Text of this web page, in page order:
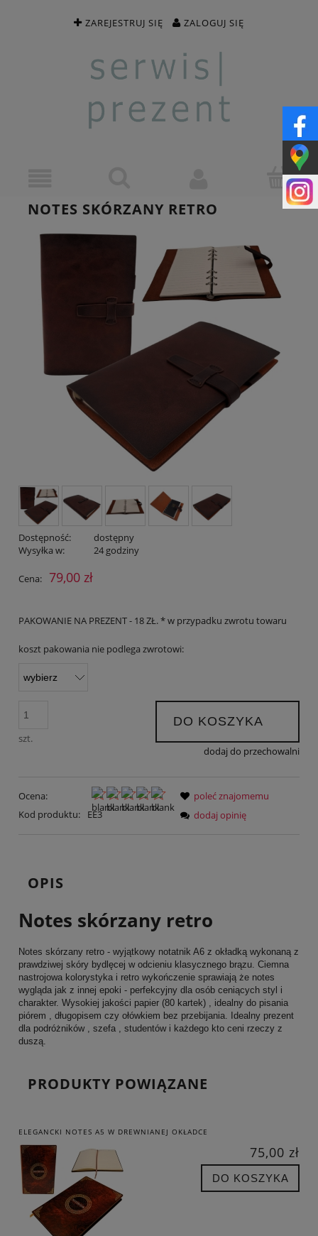
ZAREJESTRUJ SIĘ ZALOGUJ SIĘ
NOTES SKÓRZANY RETRO
Dostępność:
dostępny
Wysyłka w:
24 godziny
Cena: 79,00 zł
PAKOWANIE NA PREZENT - 18 ZŁ. * w przypadku zwrotu towaru
koszt pakowania nie podlega zwrotowi:
szt.
DO KOSZYKA
dodaj do przechowalni
Ocena:
Kod produktu:
EE3
poleć znajomemu
dodaj opinię
OPIS
Notes skórzany retro
Notes skórzany retro - wyjątkowy notatnik A6 z okładką wykonaną z
prawdziwej skóry bydlęcej w odcieniu klasycznego brązu. Ciemna
nastrojowa kolorystyka i retro wykończenie sprawiają że notes
wygląda jak z innej epoki - perfekcyjny dla osób ceniących styl i
charakter. Wysokiej jakości papier (80 kartek) , idealny do pisania
piórem , długopisem czy ołówkiem bez przebijania. Idealny prezent
dla podróżników , szefa , studentów i każdego kto ceni rzeczy z
duszą.
PRODUKTY POWIĄZANE
ELEGANCKI NOTES A5 W DREWNIANEJ OKŁADCE
75,00 zł
DO KOSZYKA